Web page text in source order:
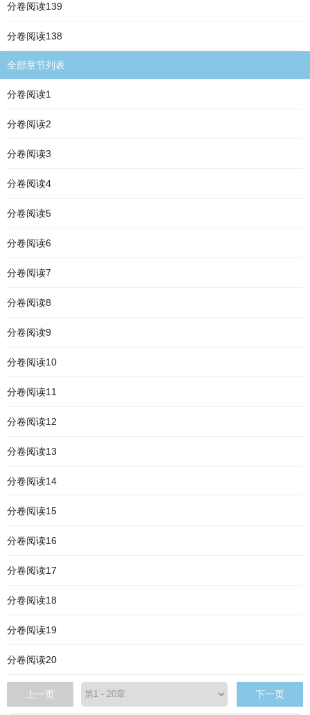
分卷阅读139
分卷阅读138
全部章节列表
分卷阅读1
分卷阅读2
分卷阅读3
分卷阅读4
分卷阅读5
分卷阅读6
分卷阅读7
分卷阅读8
分卷阅读9
分卷阅读10
分卷阅读11
分卷阅读12
分卷阅读13
分卷阅读14
分卷阅读15
分卷阅读16
分卷阅读17
分卷阅读18
分卷阅读19
分卷阅读20
上一页 下一页